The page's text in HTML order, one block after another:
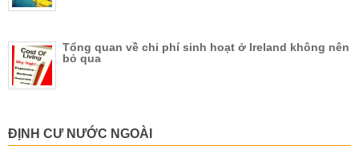
Tổng quan về chi phí sinh hoạt ở Ireland không nên
bỏ qua
ĐỊNH CƯ NƯỚC NGOÀI